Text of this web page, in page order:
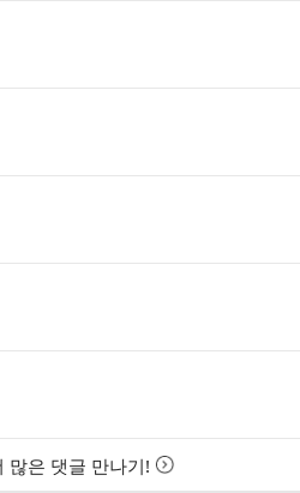
많은 댓글 만나기!